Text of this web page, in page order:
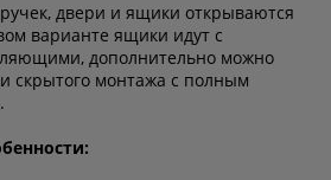
двери и ящики открываются
варианте ящики идут с
дополнительно можно
скрытого монтажа с полным